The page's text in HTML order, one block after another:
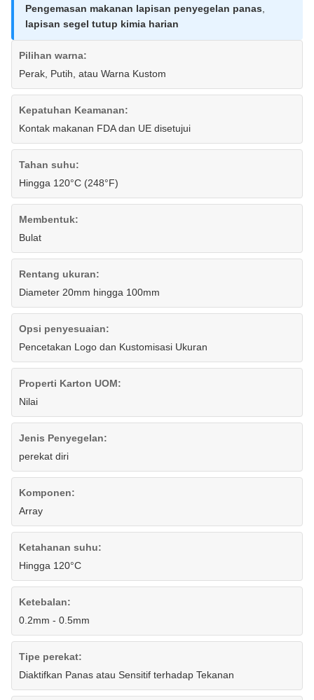
Pengemasan makanan lapisan penyegelan panas,
lapisan segel tutup kimia harian
Pilihan warna:
Perak, Putih, atau Warna Kustom
Kepatuhan Keamanan:
Kontak makanan FDA dan UE disetujui
Tahan suhu:
Hingga 120°C (248°F)
Membentuk:
Bulat
Rentang ukuran:
Diameter 20mm hingga 100mm
Opsi penyesuaian:
Pencetakan Logo dan Kustomisasi Ukuran
Properti Karton UOM:
Nilai
Jenis Penyegelan:
perekat diri
Komponen:
Array
Ketahanan suhu:
Hingga 120°C
Ketebalan:
0.2mm - 0.5mm
Tipe perekat:
Diaktifkan Panas atau Sensitif terhadap Tekanan